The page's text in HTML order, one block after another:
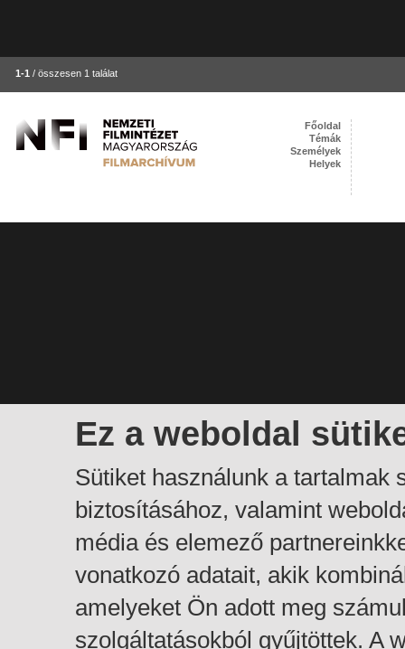
1-1 / összesen 1 találat
Ez a weboldal
Sütiket használunk a tartalmak
biztosításához, valamint
média és elemező
vonatkozó adatait, akik
amelyeket Ön adott meg
szolgáltatásokból gyűjtöttek. A
Főoldal
Témák
Személyek
Helyek